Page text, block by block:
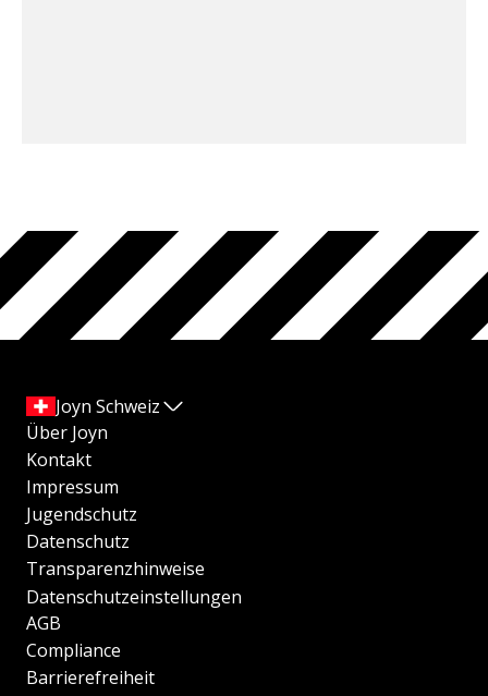
Joyn Schweiz
Über Joyn
Kontakt
Impressum
Jugendschutz
Datenschutz
Transparenzhinweise
Datenschutzeinstellungen
AGB
Compliance
Barrierefreiheit